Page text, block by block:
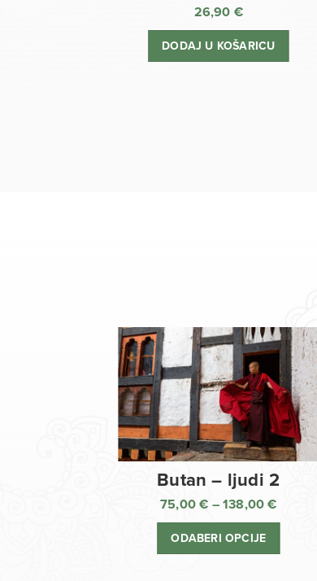
26,90 €
DODAJ U KOŠARICU
Butan – ljudi 2
75,00€ – 138,00€
ODABERI OPCIJE